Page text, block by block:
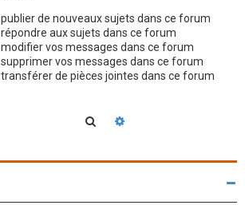
publier de nouveaux sujets dans ce forum
répondre aux sujets dans ce forum
modifier vos messages dans ce forum
supprimer vos messages dans ce forum
transférer de pièces jointes dans ce forum
Rechercher